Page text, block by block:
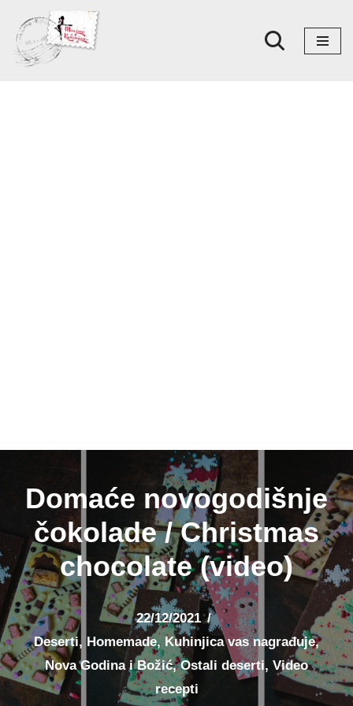
Skoči
na
Domaće novogodišnje
čokolade / Christmas
chocolate (video)
22/12/2021
Deserti, Homemade,Kuhinjica vas nagrađuje,
Nova Godina i Božić,Ostali deserti, Video
recepti